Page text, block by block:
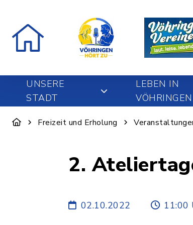
UNSERE
STADT
LEBEN IN
VÖHRINGEN
Freizeit und Erholung
2.
02.10.2022 11:00